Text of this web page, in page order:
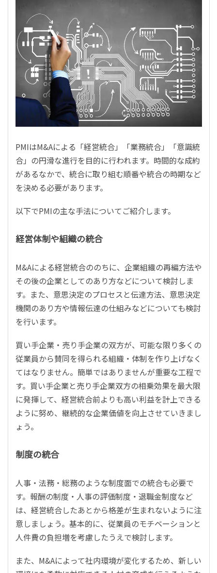
PMIはM&Aによる「経営統合」「業務統合」「意識統
合」の円滑な進行を目的に行われます。時間的な成約
があるなかで、統合に取り組む順番や統合の時期など
を決める必要があります。
以下でPMIの主な手法についてご紹介します。
経営体制や組織の統合
M&Aによる経営統合ののちに、企業組織の再編方法や
その後の企業としてのあり方などについて検討しま
す。また、意思決定のプロセスと伝達方法、意思決定
機関のあり方や情報伝達の仕組みなどについても検討
を行います。
買い手企業・売り手企業の双方が、可能な限り多くの
従業員から賛同を得られる組織・体制を作り上げなく
てはなりません。簡単ではありませんが重要な工程で
す。買い手企業と売り手企業双方の相乗効果を最大限
に発揮して、経営統合前よりも高い利益を計上できる
ように努め、継続的な企業価値を向上させていきまし
ょう。
制度の統合
人事・法務・総務のような制度面での統合も必要で
す。報酬の制度・人事の評価制度・退職金制度など
は、経営統合したあとから格差が生まれないように注
意しましょう。基本的に、従業員のモチベーションと
人件費の負担増を考慮したうえで検討します。
また、M&Aによって社内環境が変化するため、新しい